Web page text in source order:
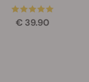
€ 39.90